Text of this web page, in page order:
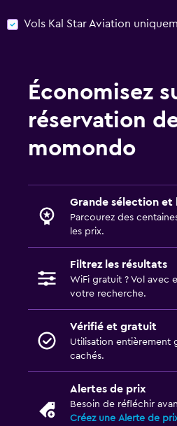
Vols Kal Star Aviation
Économisez
réservation
momondo
Grande sélection et
Parcourez des
les prix.
Filtrez les résultats
WiFi gratuit ? Vol avec
votre recherche.
Vérifié et gratuit
Utilisation entièrement
cachés.
Alertes de prix
Besoin de réfléchir
Créez une Alerte de